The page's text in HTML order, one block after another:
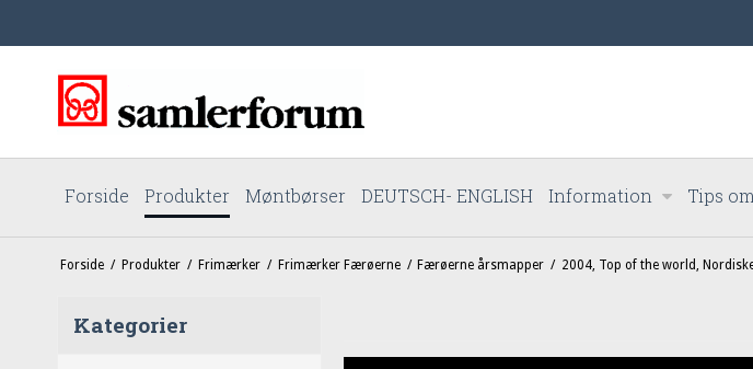
Forside Produkter Møntbørser DEUTSCH- ENGLISH Information Tips
Forside / Produkter / Frimærker / Frimærker Færøerne / Færøerne årsmapper / 2004, Top of the world,
Kategorier